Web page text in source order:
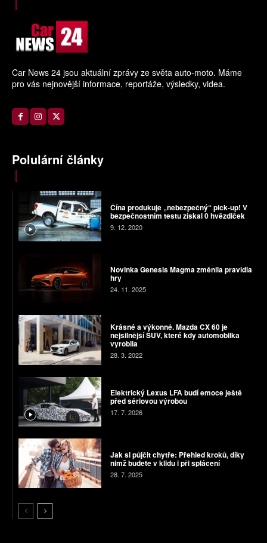
Car News 24 jsou aktuální zprávy ze světa auto-moto. Máme
pro vás nejnovější informace, reportáže, výsledky, videa.
Polulární články
Čína produkuje „nebezpečný“ pick-up! V
bezpečnostním testu získal 0 hvězdiček
9. 12. 2020
Novinka Genesis Magma změnila pravidla
hry
24. 11. 2025
Krásné a výkonné. Mazda CX 60 je
nejsilnější SUV, které kdy automobilka
vyrobila
28. 3. 2022
Elektrický Lexus LFA budí emoce ještě
před sériovou výrobou
17. 7. 2026
Jak si půjčit chytře: Přehled kroků, díky
nimž budete v klidu i při splácení
28. 7. 2025